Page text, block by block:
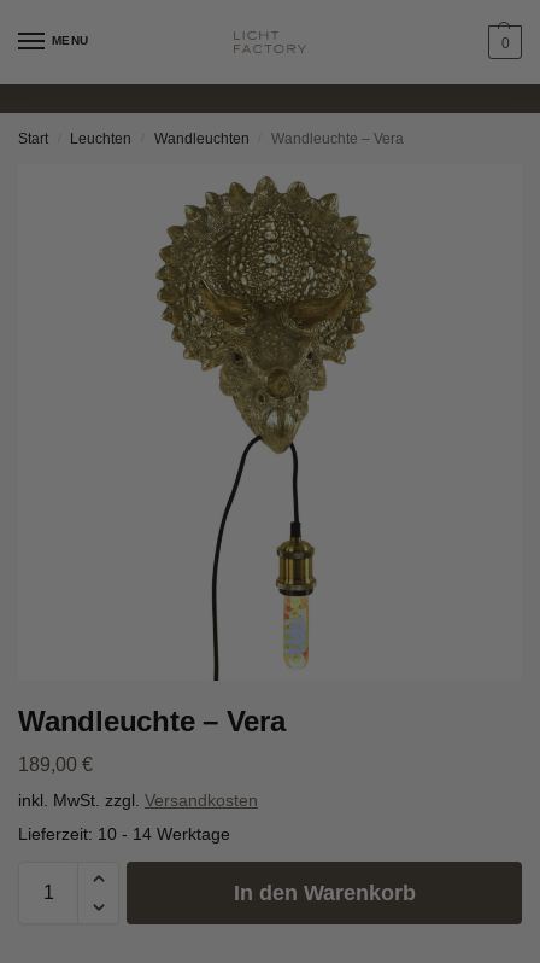
MENU 0
Start Leuchten Wandleuchten Wandleuchte – Vera
Wandleuchte – Vera
189,00 €
inkl. MwSt. zzgl. Versandkosten
Lieferzeit: 10 - 14 Werktage
In den Warenkorb